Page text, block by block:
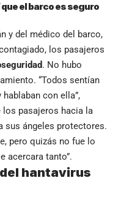
el barco es seguro
y del médico del barco,
los pasajeros
. No hubo
“Todos sentían
con ella”,
los pasajeros hacia la
sus ángeles protectores.
pero quizás no fue lo
acercara tanto”.
hantavirus